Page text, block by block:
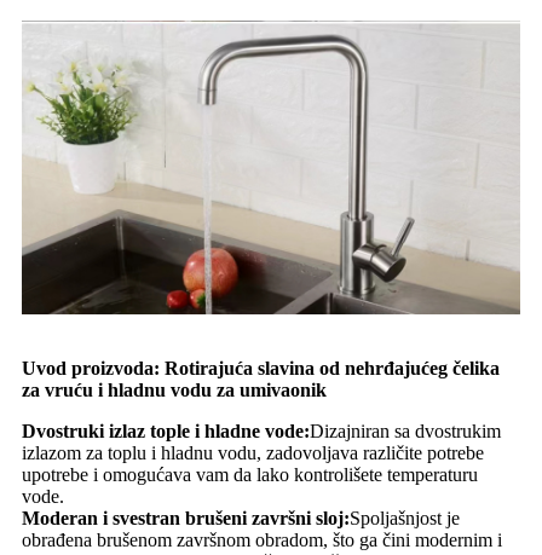
Uvod proizvoda: Rotirajuća slavina od nehrđajućeg čelika
za vruću i hladnu vodu za umivaonik
Dvostruki izlaz tople i hladne vode:Dizajniran sa dvostrukim
izlazom za toplu i hladnu vodu, zadovoljava različite potrebe
upotrebe i omogućava vam da lako kontrolišete temperaturu
vode.
Moderan i svestran brušeni završni sloj:Spoljašnjost je
obrađena brušenom završnom obradom, što ga čini modernim i